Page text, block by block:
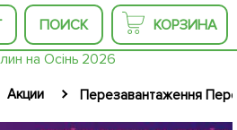
ПОИСК КОРЗИНА
Акции Перезавантаження